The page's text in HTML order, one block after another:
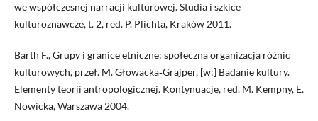
we współczesnej narracji kulturowej. Studia i szkice
kulturoznawcze, t. 2, red. P. Plichta, Kraków 2011.
Barth F., Grupy i granice etniczne: społeczna organizacja różnic
kulturowych, przeł. M. Głowacka‑Grajper, [w:] Badanie kultury.
Elementy teorii antropologicznej. Kontynuacje, red. M. Kempny, E.
Nowicka, Warszawa 2004.